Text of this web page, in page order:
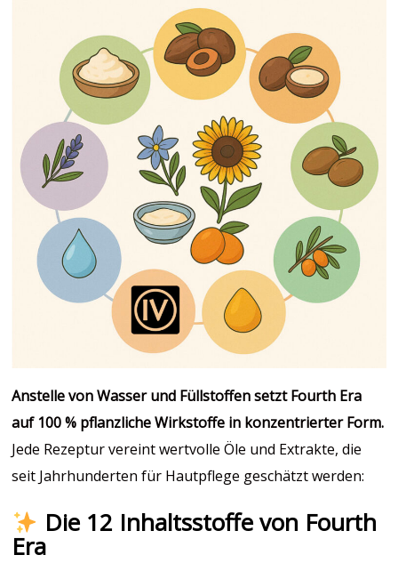
Anstelle von Wasser und Füllstoffen setzt Fourth Era
auf 100 % pflanzliche Wirkstoffe in konzentrierter Form.
Jede Rezeptur vereint wertvolle Öle und Extrakte, die
seit Jahrhunderten für Hautpflege geschätzt werden:
Die 12 Inhaltsstoffe von Fourth
Era